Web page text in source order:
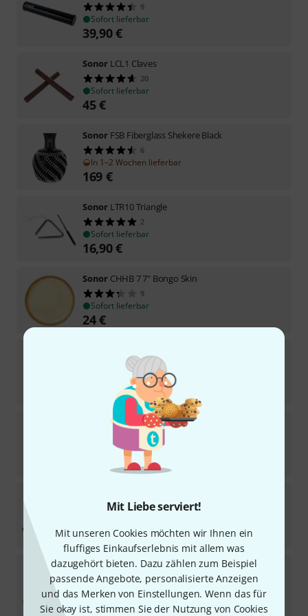
Mit Liebe serviert!
Mit unseren Cookies möchten wir Ihnen ein
fluffiges Einkaufserlebnis mit allem was
dazugehört bieten. Dazu zählen zum Beispiel
passende Angebote, personalisierte Anzeigen
und das Merken von Einstellungen. Wenn das für
Sie okay ist, stimmen Sie der Nutzung von Cookies
9
Sofort lieferbar
39,90€
Sonor LCL1 Claves
20
Sofort lieferbar
45€
Sonor FSB Fiberglass Shekere Black
6
In 1–2 Wochen lieferbar
169 €
Sonor LTR10 Triangle
2
Sofort lieferbar
16,90€
Sonor CHHB 7 7" Bongo Skin
9
Sofort lieferbar
24€
In 10–13 Wochen lieferbar
WB S Wood Block Small
17
Sofort lieferbar
6
109€
SonorKGL30 Concert Glockenspiel
Auf Anfrage
1.798€